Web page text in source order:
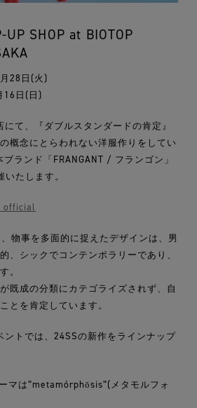
UP SHOP at BIOTOP
28日(火)
16日(日)
にて、『ダブルスタンダードの肯定』
概念にとらわれない洋服作りをしてい
ランド「FRANGANT / フランゴン」
たします。
物事を多面的に捉えたデザインは、男
、シックでコンテンポラリーであり、
。
既成の分類にカテゴライズされず、自
とを肯定しています。
ントでは、24SSの新作をラインナップ
マは”metamórphōsis”(メタモルフォ